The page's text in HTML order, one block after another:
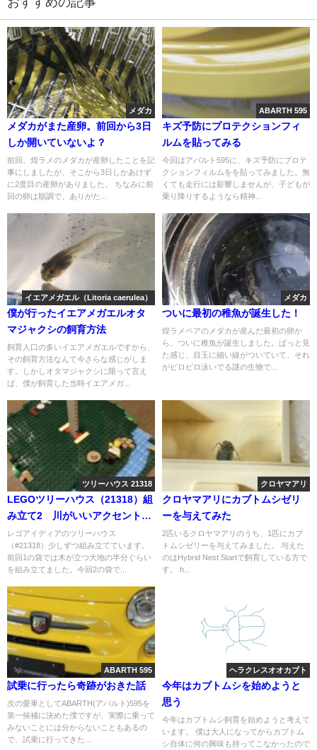
メダカ
メダカがまた産卵。前回から3日
しか開いていないよ？
前回、煌ラメのメダカが産卵したことを記
事にしましたが、そこから3日しかあけず
に2度目の産卵がありました。 ちなみに前
回の卵は順調で、ありがた...
ABARTH 595
キズ予防にプロテクションフィ
ルムを貼ってみる
今回はアバルト595に、キズ予防にプロテ
クションフィルムをを貼ってみました。無
くても走行には影響しませんが、子どもが
乗り降りするようなら精神...
イエアメガエル（Litoria caerulea）
僕が行ったイエアメガエルオタ
マジャクシの飼育方法
飼育人口の多いイエアメガエルですから、
その飼育方法なんて今さらな感じがしま
す。しかしオタマジャクシに限って言え
ば、僕が飼育した当時イエアメガ...
メダカ
ついに最初の稚魚が誕生した！
煌ラメペアのメダカが産んだ最初の卵か
ら、ついに稚魚が誕生しました。ぱっと見
た感じ、目玉に細い線がついていて、それ
がピロピロ泳いでる謎の生物で...
ツリーハウス 21318
LEGOツリーハウス（21318）組
み立て2 川がいいアクセントに
なっている
レゴアイディアのツリーハウス
（#21318）少しずつ組み立てています。
前回1の袋では木が立つ大地の半分ぐらい
を組み立てました。今回2の袋で...
クロヤマアリ
クロヤマアリにカブトムシゼリ
ーを与えてみた
2匹いるクロヤマアリのうち、1匹にカブ
トムシゼリーを与えてみました。 与えた
のはHybrid Nest Startで飼育している方で
す。 h...
ABARTH 595
試乗に行ったら奇跡がおきた話
次の愛車としてABARTH(アバルト)595を
第一候補に決めた僕ですが、実際に乗って
みないことには分からないこともあるの
で、試乗に行ってきた...
ヘラクレスオオカブト
今年はカブトムシを始めようと
思う
今年はカブトムシ飼育を始めようと考えて
います。 僕は大人になってからカブトム
シ自体に何の興味も持ってこなかったので